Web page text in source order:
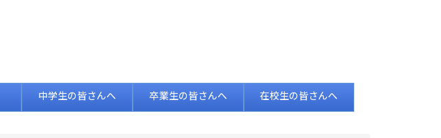
中学生の皆さんへ 卒業生の皆さんへ 在校生の皆さんへ